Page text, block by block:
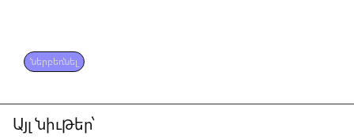
ներբեռնել
Այլ նիւթեր՝